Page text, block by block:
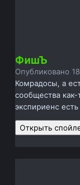
ФишЪ
Опубликовано
Комрадосы, а
сообщества
экспириенс есть